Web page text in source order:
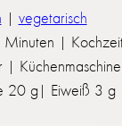
| vegetarisch
|
20 g| Eiweiß 3